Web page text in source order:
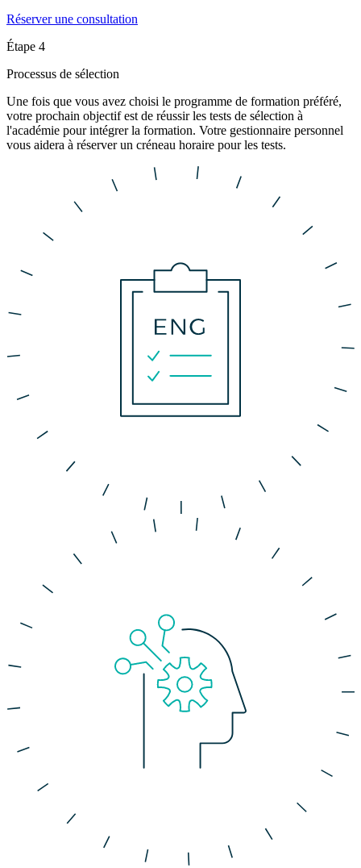
Réserver une consultation
Étape 4
Processus de sélection
Une fois que vous avez choisi le programme de formation préféré,
votre prochain objectif est de réussir les tests de sélection à
l'académie pour intégrer la formation. Votre gestionnaire personnel
vous aidera à réserver un créneau horaire pour les tests.